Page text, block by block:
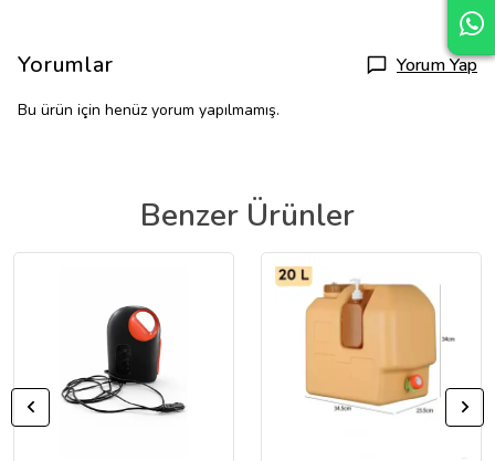
Yorumlar Yorum Yap
Bu ürün için henüz yorum yapılmamış.
Benzer Ürünler